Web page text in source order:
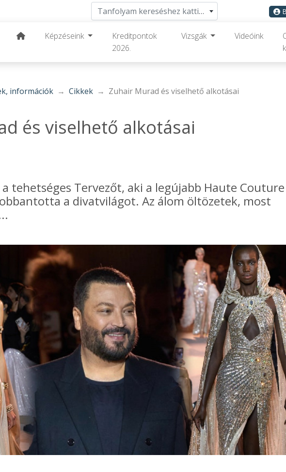
Tanfolyam kereséshez kattints ide
Képzéseink
Kreditpontok
2026.
Vizsgák Videóink
információk Cikkek Zuhair Murad és viselhető alkotásai
és viselhető alkotásai
tehetséges Tervezőt, aki a legújabb Haute Couture
a divatvilágot. Az álom öltözetek, most